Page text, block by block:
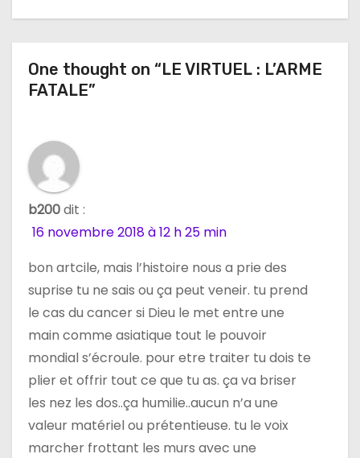
t
o
d
e
a
r
t
c
One thought on “LE VIRTUEL : L’ARME
FATALE”
b200dit :
16 novembre 2018 à 12 h 25 min
bon artcile, mais l’histoire nous a prie des
suprise tu ne sais ou ça peut veneir. tu prend
le cas du cancer si Dieu le met entre une
main comme asiatique tout le pouvoir
mondial s’écroule. pour etre traiter tu dois te
plier et offrir tout ce que tu as. ça va briser
les nez les dos..ça humilie..aucun n’a une
valeur matériel ou prétentieuse. tu le voix
marcher frottant les murs avec une